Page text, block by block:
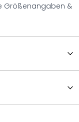
Größenangaben &